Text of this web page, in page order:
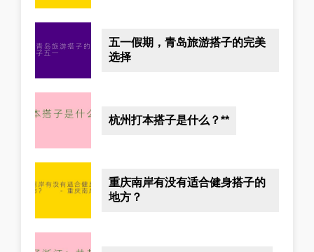
五一假期，青岛旅游搭子的完美
选择
杭州打本搭子是什么？**
重庆南岸有没有适合健身搭子的
地方？